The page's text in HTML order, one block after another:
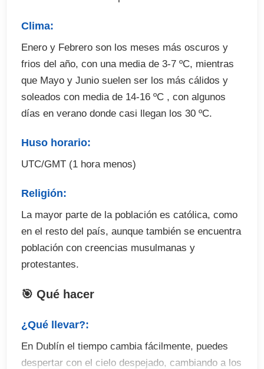
Clima:
Enero y Febrero son los meses más oscuros y
frios del año, con una media de 3-7 ºC, mientras
que Mayo y Junio suelen ser los más cálidos y
soleados con media de 14-16 ºC , con algunos
días en verano donde casi llegan los 30 ºC.
Huso horario:
UTC/GMT (1 hora menos)
Religión:
La mayor parte de la población es católica, como
en el resto del país, aunque también se encuentra
población con creencias musulmanas y
protestantes.
🎯 Qué hacer
¿Qué llevar?:
En Dublín el tiempo cambia fácilmente, puedes
despertar con el cielo despejado, cambiando a los